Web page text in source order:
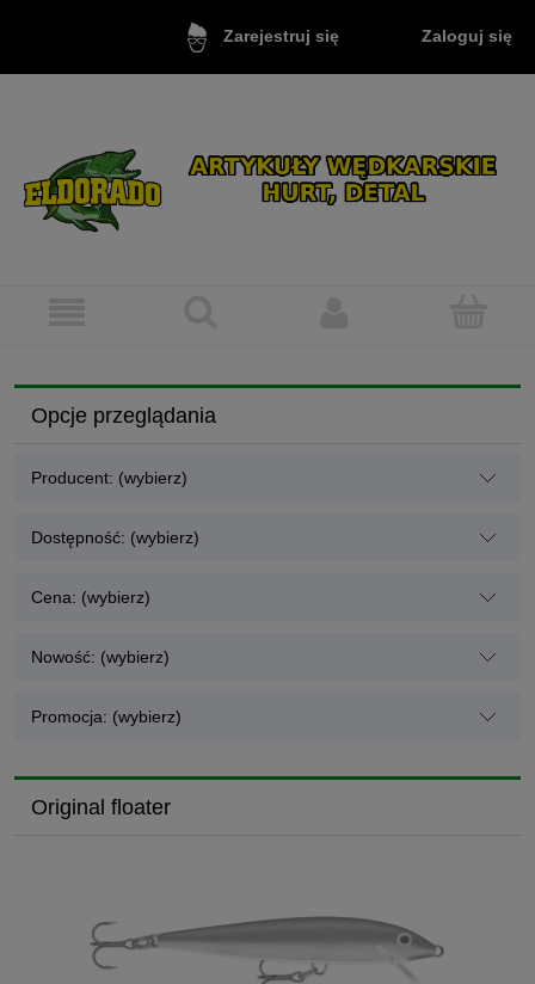
Zarejestruj się Zaloguj się
Opcje przeglądania
Producent: (wybierz)
Dostępność: (wybierz)
Cena: (wybierz)
Nowość: (wybierz)
Promocja: (wybierz)
Original floater